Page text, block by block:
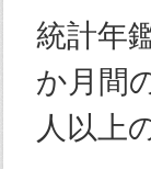
統計年
か月間
人以上